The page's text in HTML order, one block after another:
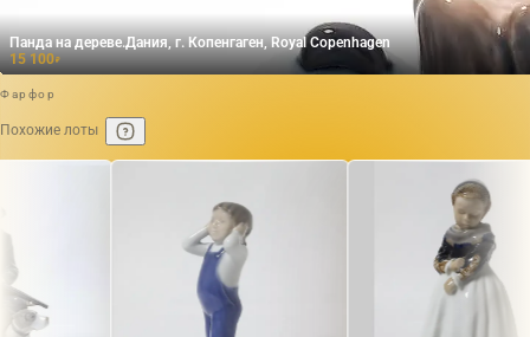
Панда на дереве.Дания, г. Копенгаген, Royal Copenhagen
15 100₽
Фарфор
Похожие лоты